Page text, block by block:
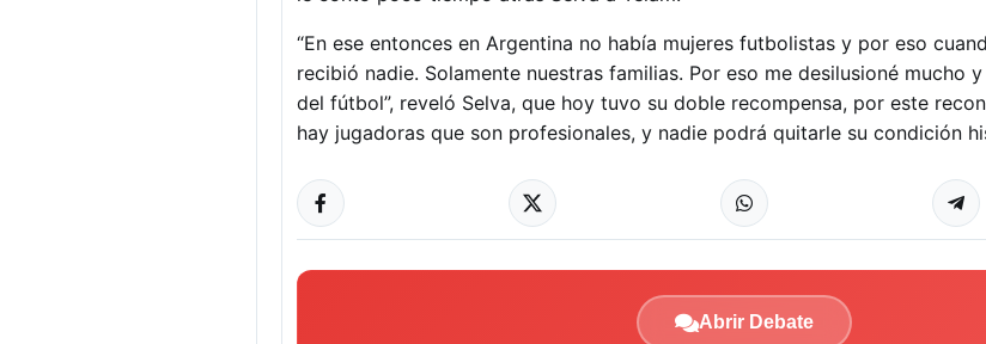
“En ese entonces en Argentina no había mujeres futbolistas y por eso
recibió nadie. Solamente nuestras familias. Por eso me desilusioné mucho
del fútbol”, reveló Selva, que hoy tuvo su doble recompensa, por este
hay jugadoras que son profesionales, y nadie podrá quitarle su condición
Abrir Debate